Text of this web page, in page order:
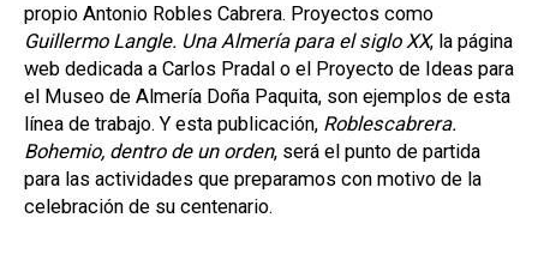
propio Antonio Robles Cabrera. Proyectos como
Guillermo Langle. Una Almería para el siglo XX, la página
web dedicada a Carlos Pradal o el Proyecto de Ideas para
el Museo de Almería Doña Paquita, son ejemplos de esta
línea de trabajo. Y esta publicación, Roblescabrera.
Bohemio, dentro de un orden, será el punto de partida
para las actividades que preparamos con motivo de la
celebración de su centenario.